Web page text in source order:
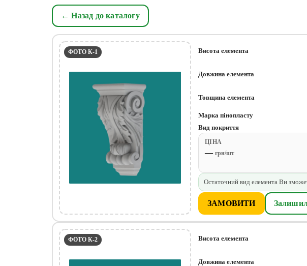
← Назад до каталогу
ФОТО К-1 Висота елемента
Довжина елемента
Товщина елемента
Марка пінопласту
Вид покриття
ЦІНА
— грн/шт
Остаточний вид елемента Ви
ЗАМОВИТИ
ФОТО К-2 Висота елемента
Довжина елемента